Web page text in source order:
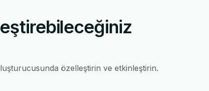
özelleştirin ve etkinleştirin.